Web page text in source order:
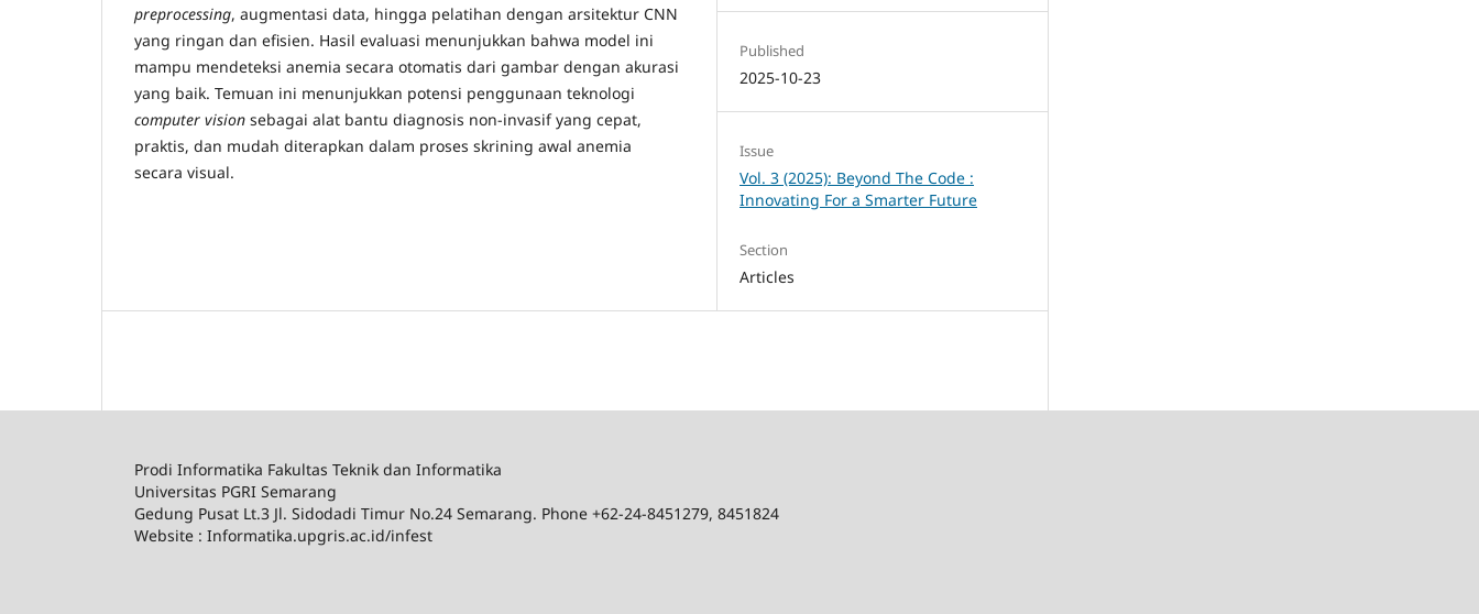
preprocessing, augmentasi data, hingga pelatihan dengan arsitektur CNN
yang ringan dan efisien. Hasil evaluasi menunjukkan bahwa model ini
mampu mendeteksi anemia secara otomatis dari gambar dengan akurasi
yang baik. Temuan ini menunjukkan potensi penggunaan teknologi
computer vision sebagai alat bantu diagnosis non-invasif yang cepat,
praktis, dan mudah diterapkan dalam proses skrining awal anemia
secara visual.
Published
2025-10-23
Issue
Vol. 3 (2025): Beyond The Code :
Innovating For a Smarter Future
Section
Articles
Prodi Informatika Fakultas Teknik dan Informatika
Universitas PGRI Semarang
Gedung Pusat Lt.3 Jl. Sidodadi Timur No.24 Semarang. Phone +62-24-8451279, 8451824
Website : Informatika.upgris.ac.id/infest